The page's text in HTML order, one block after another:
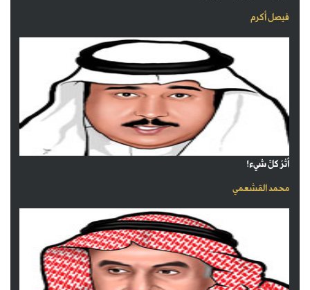
فيصل أكرم
أثرُ كلِّ شيء!
محمد القشعمي